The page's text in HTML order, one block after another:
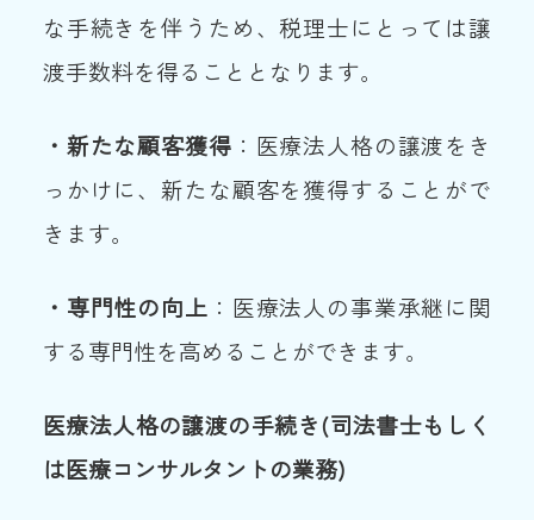
な手続きを伴うため、税理士にとっては譲
渡手数料を得ることとなります。
・新たな顧客獲得 ：医療法人格の譲渡をき
っかけに、新たな顧客を獲得することがで
きます。
・専門性の向上 ：医療法人の事業承継に関
する専門性を高めることができます。
医療法人格の譲渡の手続き(司法書士もしく
は医療コンサルタントの業務)